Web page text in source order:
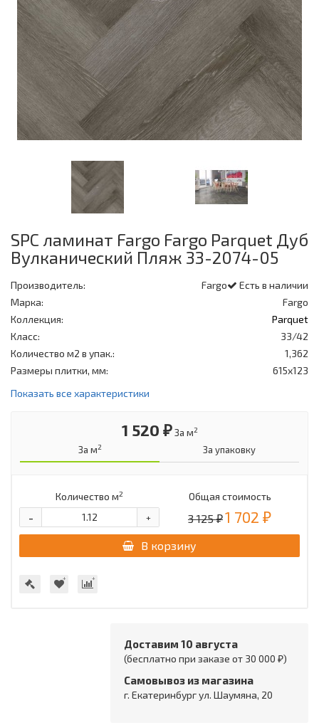
SPC ламинат Fargo Fargo Parquet Дуб
Вулканический Пляж 33-2074-05
Есть в наличии
Производитель:
Fargo
Марка:
Fargo
Коллекция:
Parquet
Класс:
33/42
Количество м2 в упак.:
1,362
Размеры плитки, мм:
615x123
Показать все характеристики
1 520 ₽ За м2
За м2 За упаковку
Количество м2
+
-
Общая стоимость
3 125 ₽1 702 ₽
В корзину
Доставим 10 августа
(бесплатно при заказе от 30 000 ₽)
Самовывоз из магазина
г. Екатеринбург ул. Шаумяна, 20